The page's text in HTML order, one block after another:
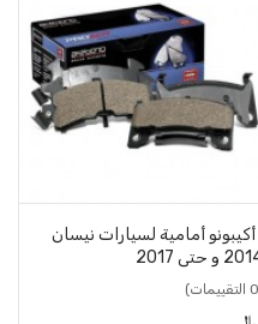
أمامية لسيارات نيسان